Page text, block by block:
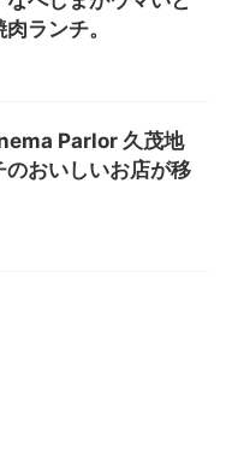
ランチ。
Parlor 久茂地
のおいしいお店が移